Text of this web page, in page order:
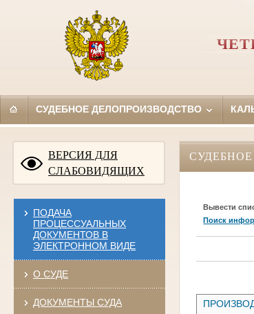
СУДЕБНОЕ ДЕЛОПРОИЗВОДСТВО
ВЕРСИЯ ДЛЯ
СЛАБОВИДЯЩИХ
ПОДАЧА
ПРОЦЕССУАЛЬНЫХ
ДОКУМЕНТОВ В
ЭЛЕКТРОННОМ ВИДЕ
О СУДЕ
ДОКУМЕНТЫ СУДА
Вывести
Поиск